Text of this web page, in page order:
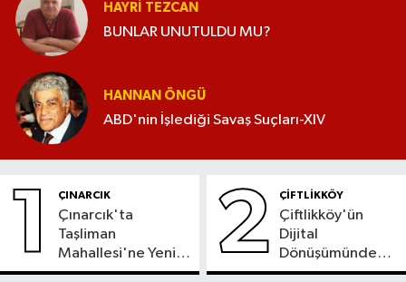
HAYRI TEZCAN
BUNLAR UNUTULDU MU?
HANNAN ÖNGÜ
ABD'nin İşlediği Savaş Suçları-XIV
1 ÇINARCIK
Çınarcık'ta
Taşliman
Mahallesi'ne Yeni
Ortak ATM
2 ÇİFTLİKKÖY
Çiftlikköy'ün
Dijital
Dönüşümünde
Yeni Dönem